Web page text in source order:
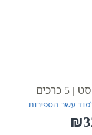
עשר הספירות
₪